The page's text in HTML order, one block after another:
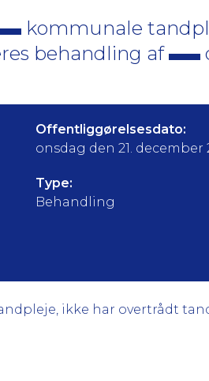
kommunale
behandling af
Offentliggørelsesdato:
onsdag den 21. december
Type:
Behandling
ikke har overtrådt